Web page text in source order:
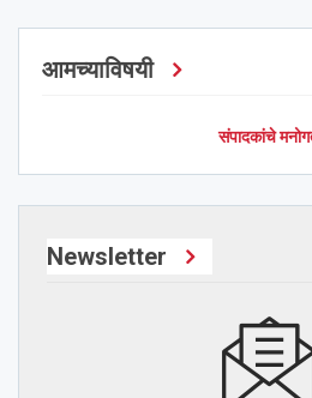
आमच्याविषयी
संपादकांचे
Newsletter